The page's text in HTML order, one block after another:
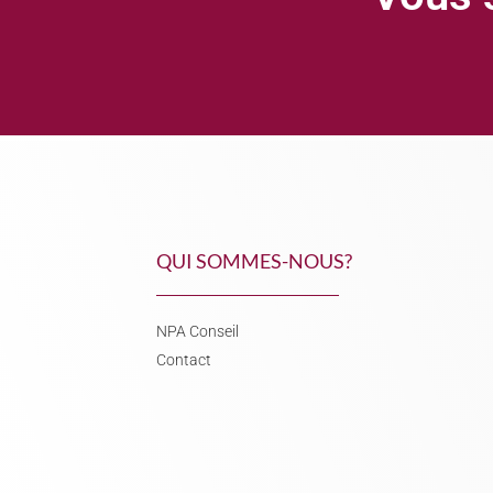
QUI SOMMES-NOUS?
NPA Conseil
Contact